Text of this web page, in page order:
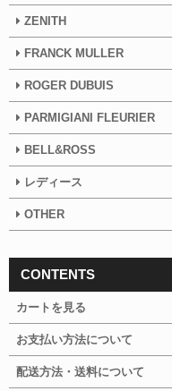
ZENITH
FRANCK MULLER
ROGER DUBUIS
PARMIGIANI FLEURIER
BELL&ROSS
レディース
OTHER
CONTENTS
カートを見る
お支払い方法について
配送方法・送料について